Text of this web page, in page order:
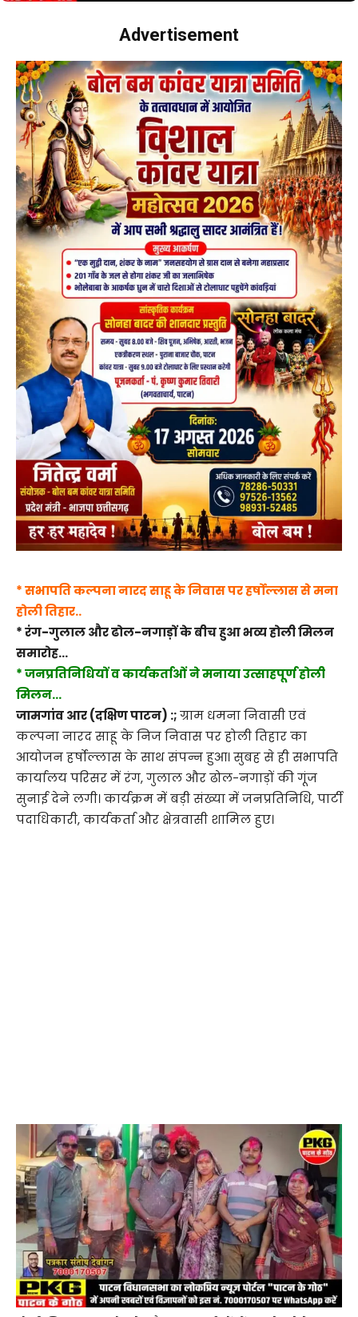
Advertisement
* सभापति कल्पना नारद साहू के निवास पर हर्षोल्लास से मना
होली तिहार..
* रंग-गुलाल और ढोल-नगाड़ों के बीच हुआ भव्य होली मिलन
समारोह…
* जनप्रतिनिधियों व कार्यकर्ताओं ने मनाया उत्साहपूर्ण होली
मिलन…
जामगांव आर (दक्षिण पाटन) :;ग्राम धमना निवासी एवं
कल्पना नारद साहू के निज निवास पर होली तिहार का
आयोजन हर्षोल्लास के साथ संपन्न हुआ। सुबह से ही सभापति
कार्यालय परिसर में रंग, गुलाल और ढोल-नगाड़ों की गूंज
सुनाई देने लगी। कार्यक्रम में बड़ी संख्या में जनप्रतिनिधि, पार्टी
पदाधिकारी, कार्यकर्ता और क्षेत्रवासी शामिल हुए।